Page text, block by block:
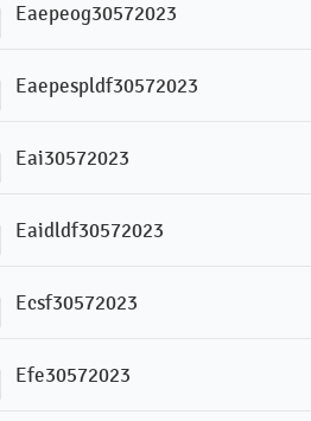
Eaepeog30572023
Eaepespldf30572023
Eai30572023
Eaidldf30572023
Ecsf30572023
Efe30572023